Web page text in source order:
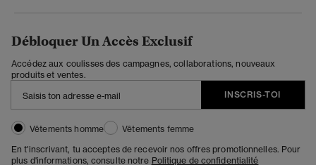
Débloquer Un Accès Exclusif
Accédez aux coulisses des campagnes, collaborations, nouveaux
produits et ventes.
INSCRIS-TOI
Vêtements homme
Vêtements femme
En t'inscrivant, tu acceptes de recevoir nos offres promotionnelles. Pour
plus d'informations, consulte notre Politique de confidentialité